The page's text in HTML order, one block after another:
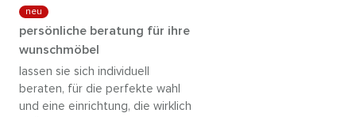
neu
persönliche beratung für ihre
wunschmöbel
lassen sie sich individuell
beraten, für die perfekte wahl
und eine einrichtung, die wirklich